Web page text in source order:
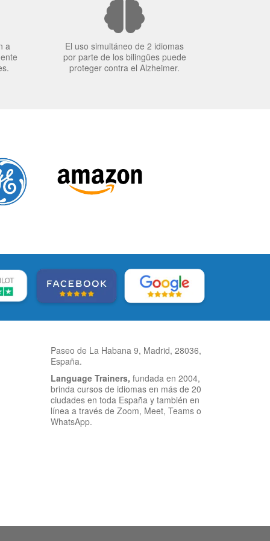
a
El uso simultáneo de 2 idiomas
por parte de los bilingües puede
proteger contra el Alzheimer.
Paseo de La Habana 9, Madrid, 28036,
España.
Language Trainers, fundada en 2004,
brinda cursos de idiomas en más de 20
ciudades en toda España y también en
línea a través de Zoom, Meet, Teams o
WhatsApp.